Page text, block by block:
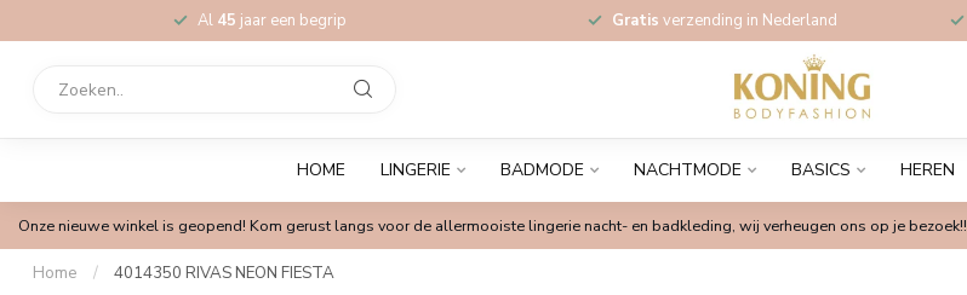
Al 45 jaar een begrip Gratis verzending in Nederland
HOME LINGERIE BADMODE NACHTMODE BASICS HEREN
Onze nieuwe winkel is geopend! Kom gerust langs voor de allermooiste lingerie nacht- en badkleding, wij verheugen ons op je bezoek!!
Home / 4014350 RIVAS NEON FIESTA